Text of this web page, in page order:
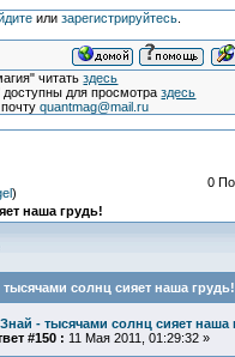
или зарегистрируйтесь.
читатьздесь
доступны для просмотраздесь
почтуquantmag@mail.ru
)
наша грудь!
0
солнц сияет наша
- тысячами солнц сияет наша
#150 : 11 Мая 2011, 01:29:32 »